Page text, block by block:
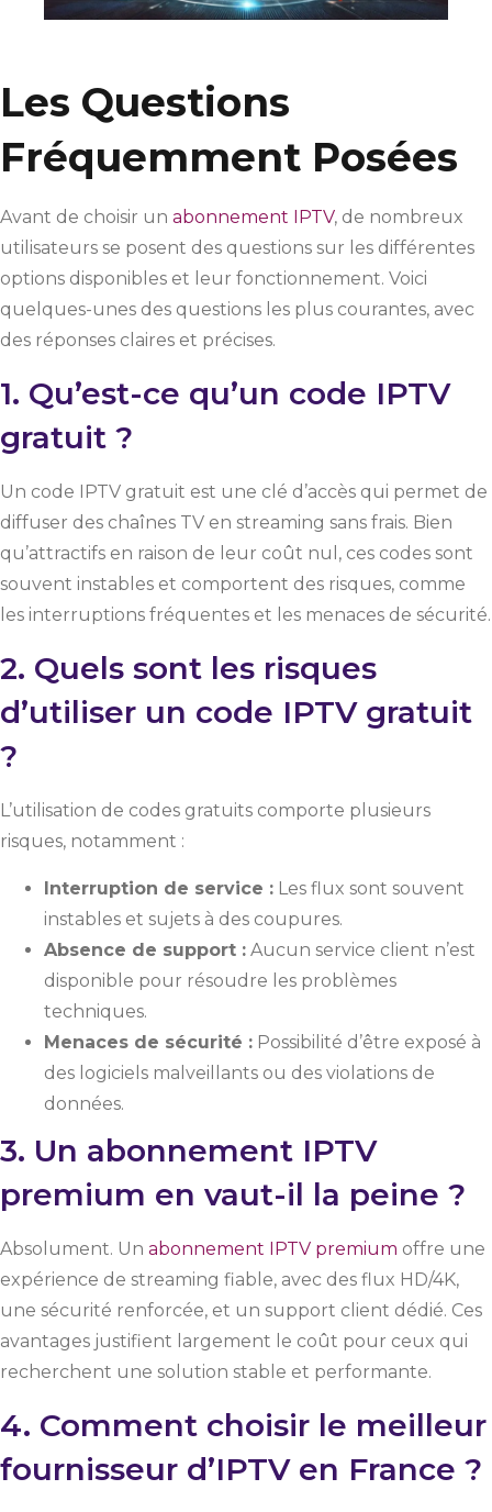
Les Questions
Fréquemment Posées
Avant de choisir un abonnement IPTV, de nombreux
utilisateurs se posent des questions sur les différentes
options disponibles et leur fonctionnement. Voici
quelques-unes des questions les plus courantes, avec
des réponses claires et précises.
1. Qu’est-ce qu’un code IPTV
gratuit ?
Un code IPTV gratuit est une clé d’accès qui permet de
diffuser des chaînes TV en streaming sans frais. Bien
qu’attractifs en raison de leur coût nul, ces codes sont
souvent instables et comportent des risques, comme
les interruptions fréquentes et les menaces de sécurité.
2. Quels sont les risques
d’utiliser un code IPTV gratuit
?
L’utilisation de codes gratuits comporte plusieurs
risques, notamment :
Interruption de service : Les flux sont souvent
instables et sujets à des coupures.
Absence de support : Aucun service client n’est
disponible pour résoudre les problèmes
techniques.
Menaces de sécurité : Possibilité d’être exposé à
des logiciels malveillants ou des violations de
données.
3. Un abonnement IPTV
premium en vaut-il la peine ?
Absolument. Un abonnement IPTV premium offre une
expérience de streaming fiable, avec des flux HD/4K,
une sécurité renforcée, et un support client dédié. Ces
avantages justifient largement le coût pour ceux qui
recherchent une solution stable et performante.
4. Comment choisir le meilleur
fournisseur d’IPTV en France ?